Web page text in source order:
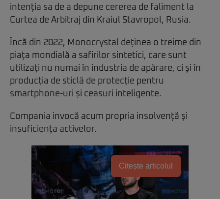
intenția sa de a depune cererea de faliment la
Curtea de Arbitraj din Kraiul Stavropol, Rusia.
Încă din 2022, Monocrystal deținea o treime din
piața mondială a safirilor sintetici, care sunt
utilizați nu numai în industria de apărare, ci și în
producția de sticlă de protecție pentru
smartphone-uri și ceasuri inteligente.
Compania invocă acum propria insolvență și
insuficiența activelor.
Citește articolul